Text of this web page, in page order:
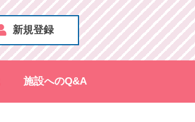
新規登録
施設へのQ&A